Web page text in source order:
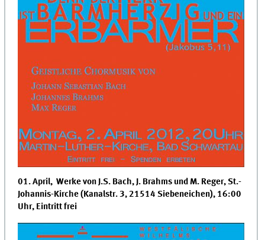
01. April, Werke von J.S. Bach, J. Brahms und M. Reger, St.-
Johannis-Kirche (Kanalstr. 3, 21514 Siebeneichen), 16:00
Uhr, Eintritt frei